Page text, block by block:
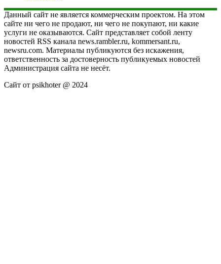
Данный сайт не является коммерческим проектом. На этом
сайте ни чего не продают, ни чего не покупают, ни какие
услуги не оказываются. Сайт представляет собой ленту
новостей RSS канала news.rambler.ru, kommersant.ru,
newsru.com. Материалы публикуются без искажения,
ответственность за достоверность публикуемых новостей
Администрация сайта не несёт.
Сайт от psikhoter @ 2024